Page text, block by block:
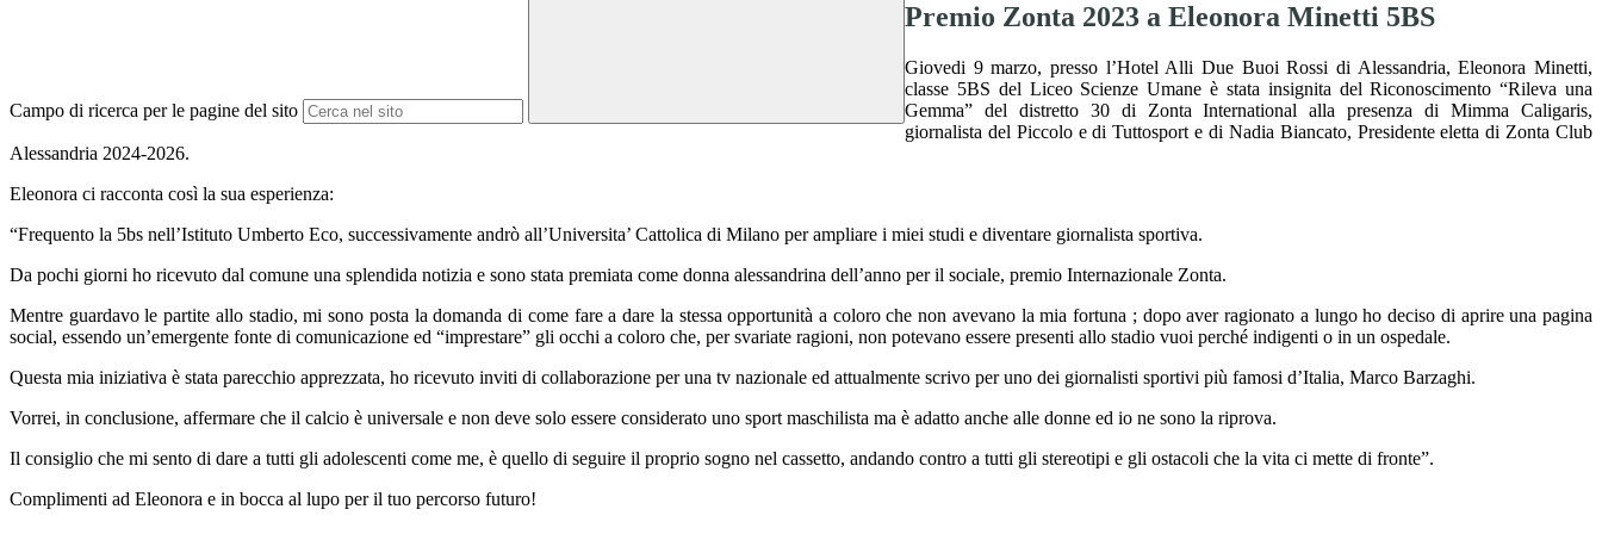
Campo di ricerca per le pagine del sito
Premio Zonta 2023 a Eleonora Minetti 5BS
Giovedi 9 marzo, presso l’Hotel Alli Due Buoi Rossi di Alessandria, Eleonora Minetti,
classe 5BS del Liceo Scienze Umane è stata insignita del Riconoscimento “Rileva una
Gemma” del distretto 30 di Zonta International alla presenza di Mimma Caligaris,
giornalista del Piccolo e di Tuttosport e di Nadia Biancato, Presidente eletta di Zonta Club
Alessandria 2024-2026.
Eleonora ci racconta così la sua esperienza:
“Frequento la 5bs nell’Istituto Umberto Eco, successivamente andrò all’Universita’ Cattolica di Milano per ampliare i miei studi e diventare giornalista sportiva.
Da pochi giorni ho ricevuto dal comune una splendida notizia e sono stata premiata come donna alessandrina dell’anno per il sociale, premio Internazionale Zonta.
Mentre guardavo le partite allo stadio, mi sono posta la domanda di come fare a dare la stessa opportunità a coloro che non avevano la mia fortuna ; dopo aver ragionato a lungo ho deciso di aprire una pagina
social, essendo un’emergente fonte di comunicazione ed “imprestare” gli occhi a coloro che, per svariate ragioni, non potevano essere presenti allo stadio vuoi perché indigenti o in un ospedale.
Questa mia iniziativa è stata parecchio apprezzata, ho ricevuto inviti di collaborazione per una tv nazionale ed attualmente scrivo per uno dei giornalisti sportivi più famosi d’Italia, Marco Barzaghi.
Vorrei, in conclusione, affermare che il calcio è universale e non deve solo essere considerato uno sport maschilista ma è adatto anche alle donne ed io ne sono la riprova.
Il consiglio che mi sento di dare a tutti gli adolescenti come me, è quello di seguire il proprio sogno nel cassetto, andando contro a tutti gli stereotipi e gli ostacoli che la vita ci mette di fronte”.
Complimenti ad Eleonora e in bocca al lupo per il tuo percorso futuro!